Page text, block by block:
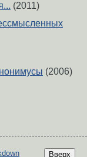
(2011)
(2006)
Вверх